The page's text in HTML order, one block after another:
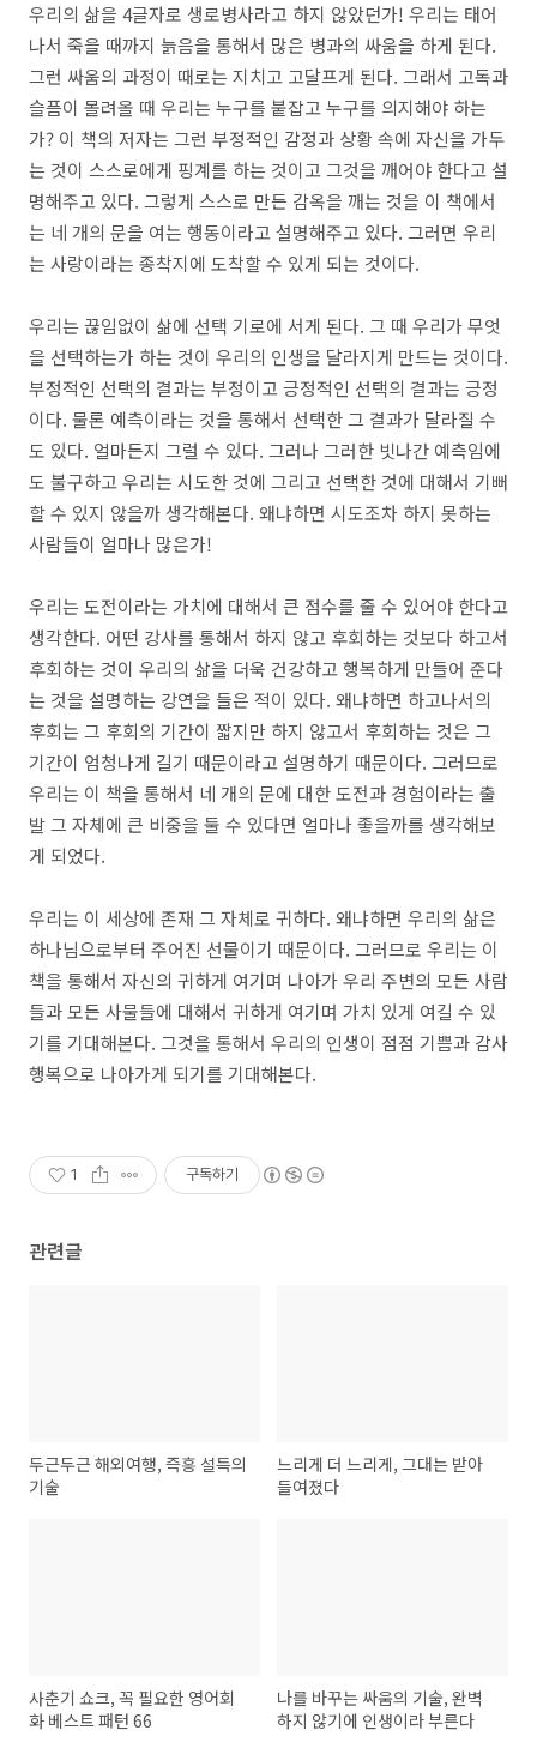
우리의 삶을 4글자로 생로병사라고 하지 않았던가! 우리는 태어
나서 죽을 때까지 늙음을 통해서 많은 병과의 싸움을 하게 된다.
그런 싸움의 과정이 때로는 지치고 고달프게 된다. 그래서 고독과
슬픔이 몰려올 때 우리는 누구를 붙잡고 누구를 의지해야 하는
가? 이 책의 저자는 그런 부정적인 감정과 상황 속에 자신을 가두
는 것이 스스로에게 핑계를 하는 것이고 그것을 깨어야 한다고 설
명해주고 있다. 그렇게 스스로 만든 감옥을 깨는 것을 이 책에서
는 네 개의 문을 여는 행동이라고 설명해주고 있다. 그러면 우리
는 사랑이라는 종착지에 도착할 수 있게 되는 것이다.
우리는 끊임없이 삶에 선택 기로에 서게 된다. 그 때 우리가 무엇
을 선택하는가 하는 것이 우리의 인생을 달라지게 만드는 것이다.
부정적인 선택의 결과는 부정이고 긍정적인 선택의 결과는 긍정
이다. 물론 예측이라는 것을 통해서 선택한 그 결과가 달라질 수
도 있다. 얼마든지 그럴 수 있다. 그러나 그러한 빗나간 예측임에
도 불구하고 우리는 시도한 것에 그리고 선택한 것에 대해서 기뻐
할 수 있지 않을까 생각해본다. 왜냐하면 시도조차 하지 못하는
사람들이 얼마나 많은가!
우리는 도전이라는 가치에 대해서 큰 점수를 줄 수 있어야 한다고
생각한다. 어떤 강사를 통해서 하지 않고 후회하는 것보다 하고서
후회하는 것이 우리의 삶을 더욱 건강하고 행복하게 만들어 준다
는 것을 설명하는 강연을 들은 적이 있다. 왜냐하면 하고나서의
후회는 그 후회의 기간이 짧지만 하지 않고서 후회하는 것은 그
기간이 엄청나게 길기 때문이라고 설명하기 때문이다. 그러므로
우리는 이 책을 통해서 네 개의 문에 대한 도전과 경험이라는 출
발 그 자체에 큰 비중을 둘 수 있다면 얼마나 좋을까를 생각해보
게 되었다.
우리는 이 세상에 존재 그 자체로 귀하다. 왜냐하면 우리의 삶은
하나님으로부터 주어진 선물이기 때문이다. 그러므로 우리는 이
책을 통해서 자신의 귀하게 여기며 나아가 우리 주변의 모든 사람
들과 모든 사물들에 대해서 귀하게 여기며 가치 있게 여길 수 있
기를 기대해본다. 그것을 통해서 우리의 인생이 점점 기쁨과 감사
행복으로 나아가게 되기를 기대해본다.
1 구독하기
관련글
두근두근 해외여행, 즉흥 설득의
기술
느리게 더 느리게, 그대는 받아
들여졌다
사춘기 쇼크, 꼭 필요한 영어회
화 베스트 패턴 66
나를 바꾸는 싸움의 기술, 완벽
하지 않기에 인생이라 부른다